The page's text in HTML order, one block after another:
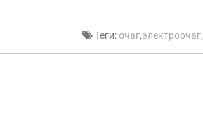
Теги:очаг,электроочаг,